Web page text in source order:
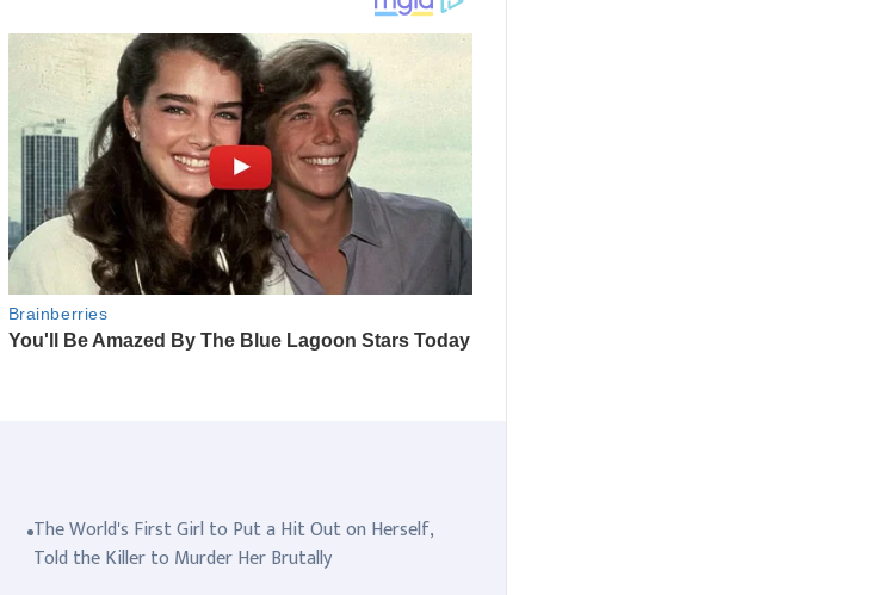
The World's First Girl to Put a Hit Out on Herself,
Told the Killer to Murder Her Brutally